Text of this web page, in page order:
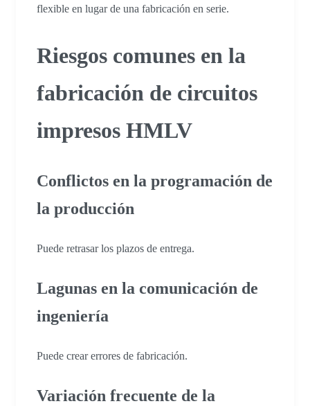
flexible en lugar de una fabricación en serie.
Riesgos comunes en la
fabricación de circuitos
impresos HMLV
Conflictos en la programación de
la producción
Puede retrasar los plazos de entrega.
Lagunas en la comunicación de
ingeniería
Puede crear errores de fabricación.
Variación frecuente de la